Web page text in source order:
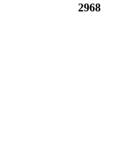
2968